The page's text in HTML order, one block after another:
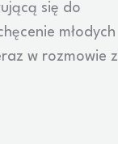
się do
młodych
w rozmowie z